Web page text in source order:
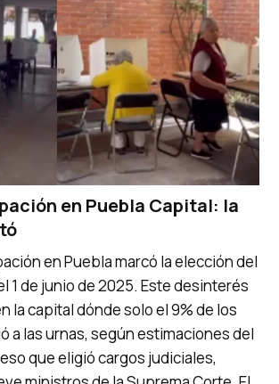
en Puebla Capital: la
en Puebla marcó la elección del
1 de junio de 2025. Este desinterés
la capital dónde solo el 9% de los
a las urnas, según estimaciones del
que eligió cargos judiciales,